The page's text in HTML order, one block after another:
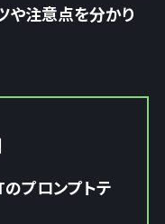
や注意点を分かり
プロンプトテ